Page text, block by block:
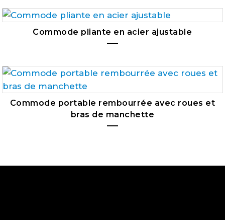
Commode pliante en acier ajustable
Commode portable rembourrée avec roues et
bras de manchette